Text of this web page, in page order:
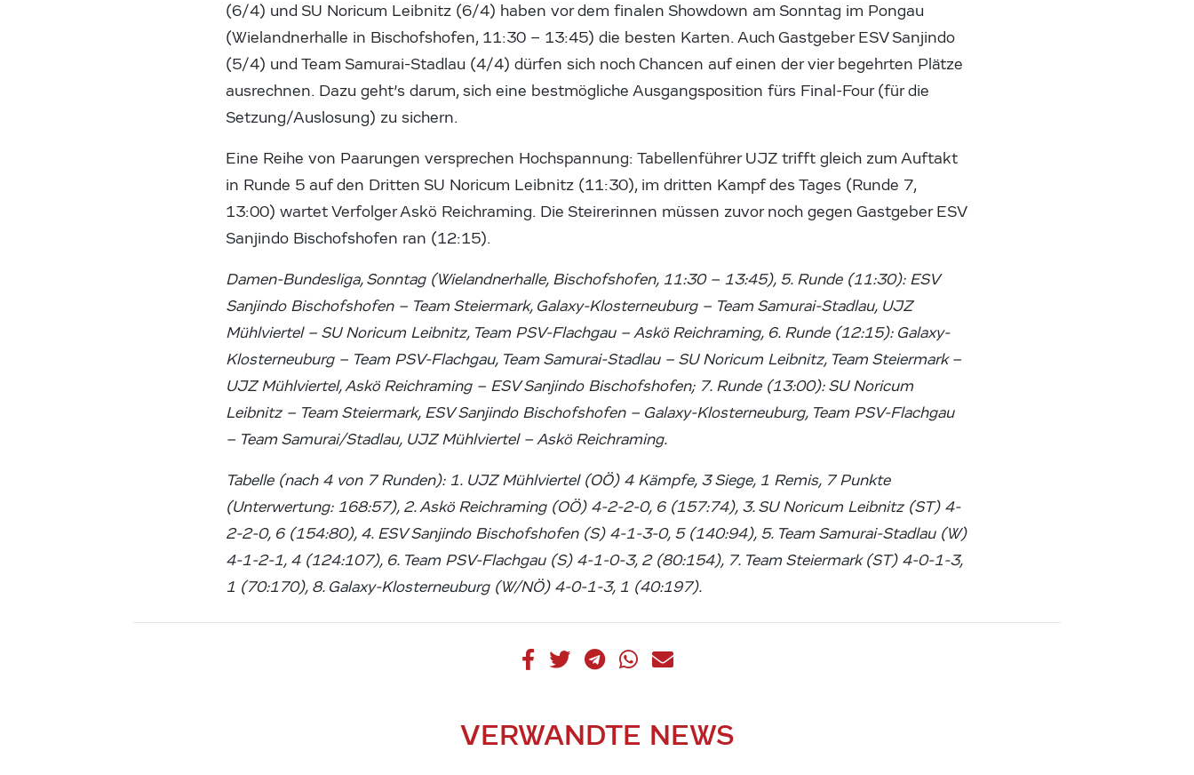
(6/4) und SU Noricum Leibnitz (6/4) haben vor dem finalen Showdown am Sonntag im Pongau
(Wielandnerhalle in Bischofshofen, 11:30 – 13:45) die besten Karten. Auch Gastgeber ESV Sanjindo
(5/4) und Team Samurai-Stadlau (4/4) dürfen sich noch Chancen auf einen der vier begehrten Plätze
ausrechnen. Dazu geht’s darum, sich eine bestmögliche Ausgangsposition fürs Final-Four (für die
Setzung/Auslosung) zu sichern.
Eine Reihe von Paarungen versprechen Hochspannung: Tabellenführer UJZ trifft gleich zum Auftakt
in Runde 5 auf den Dritten SU Noricum Leibnitz (11:30), im dritten Kampf des Tages (Runde 7,
13:00) wartet Verfolger Askö Reichraming. Die Steirerinnen müssen zuvor noch gegen Gastgeber ESV
Sanjindo Bischofshofen ran (12:15).
Damen-Bundesliga, Sonntag (Wielandnerhalle, Bischofshofen, 11:30 – 13:45), 5. Runde (11:30): ESV
Sanjindo Bischofshofen – Team Steiermark, Galaxy-Klosterneuburg – Team Samurai-Stadlau, UJZ
Mühlviertel – SU Noricum Leibnitz, Team PSV-Flachgau – Askö Reichraming, 6. Runde (12:15): Galaxy-
Klosterneuburg – Team PSV-Flachgau, Team Samurai-Stadlau – SU Noricum Leibnitz, Team Steiermark –
UJZ Mühlviertel, Askö Reichraming – ESV Sanjindo Bischofshofen; 7. Runde (13:00): SU Noricum
Leibnitz – Team Steiermark, ESV Sanjindo Bischofshofen – Galaxy-Klosterneuburg, Team PSV-Flachgau
– Team Samurai/Stadlau, UJZ Mühlviertel – Askö Reichraming.
Tabelle (nach 4 von 7 Runden): 1. UJZ Mühlviertel (OÖ) 4 Kämpfe, 3 Siege, 1 Remis, 7 Punkte
(Unterwertung: 168:57), 2. Askö Reichraming (OÖ) 4-2-2-0, 6 (157:74), 3. SU Noricum Leibnitz (ST) 4-
2-2-0, 6 (154:80), 4. ESV Sanjindo Bischofshofen (S) 4-1-3-0, 5 (140:94), 5. Team Samurai-Stadlau (W)
4-1-2-1, 4 (124:107), 6. Team PSV-Flachgau (S) 4-1-0-3, 2 (80:154), 7. Team Steiermark (ST) 4-0-1-3,
1 (70:170), 8. Galaxy-Klosterneuburg (W/NÖ) 4-0-1-3, 1 (40:197).
VERWANDTE NEWS